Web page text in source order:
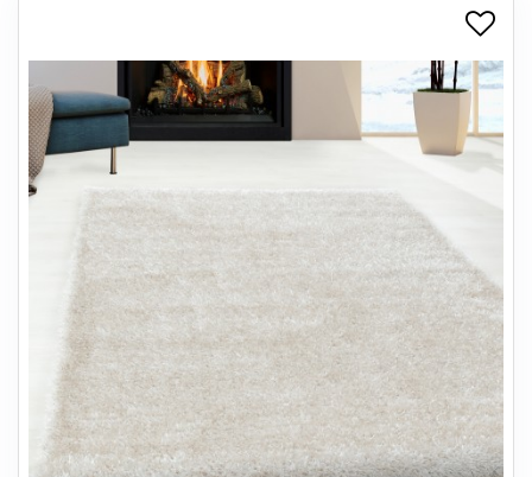
+
+
+
BØRNEMØBLER
+
KONTORMØBLER
OPBEVARING
+
LAMPER
+
HAVEMØBLER
+
ENTREMØBLER
SPAR PENGE PÅ UDVALGTE VARER